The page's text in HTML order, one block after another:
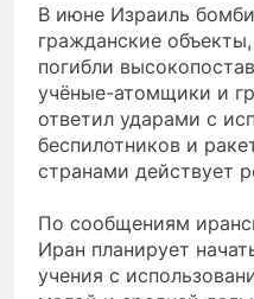
В июне Израиль
гражданские объекты,
погибли
учёные-атомщики и
ответил ударами с
беспилотников и
странами действует
По сообщениям
Иран планирует
учения с